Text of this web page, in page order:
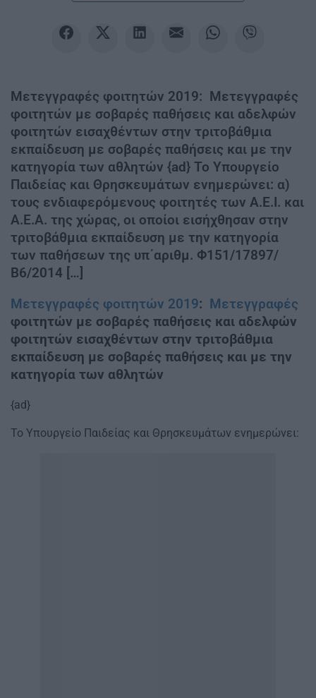
Μετεγγραφές φοιτητών 2019: Μετεγγραφές
φοιτητών με σοβαρές παθήσεις και αδελφών
φοιτητών εισαχθέντων στην τριτοβάθμια
εκπαίδευση με σοβαρές παθήσεις και με την
κατηγορία των αθλητών {ad} Το Υπουργείο
Παιδείας και Θρησκευμάτων ενημερώνει: α)
τους ενδιαφερόμενους φοιτητές των Α.Ε.Ι. και
Α.Ε.Α. της χώρας, οι οποίοι εισήχθησαν στην
τριτοβάθμια εκπαίδευση με την κατηγορία
των παθήσεων της υπ΄αριθμ. Φ151/17897/
Β6/2014 […]
Μετεγγραφές φοιτητών 2019: Μετεγγραφές
φοιτητών με σοβαρές παθήσεις και αδελφών
φοιτητών εισαχθέντων στην τριτοβάθμια
εκπαίδευση με σοβαρές παθήσεις και με την
κατηγορία των αθλητών
{ad}
Το Υπουργείο Παιδείας και Θρησκευμάτων ενημερώνει: